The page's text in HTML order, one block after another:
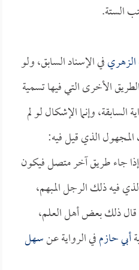
الستة.
الزهريفي الإسناد السابق، ولو
الأخرى التي فيها تسمية
وإنما الإشكال لو لم
الذي قيل فيه:
جاء طريق آخر متصل فيكون
فيه ذلك الرجل المبهم،
قال ذلك بعض أهل العلم،
أبي حازمفي الرواية عنسهل